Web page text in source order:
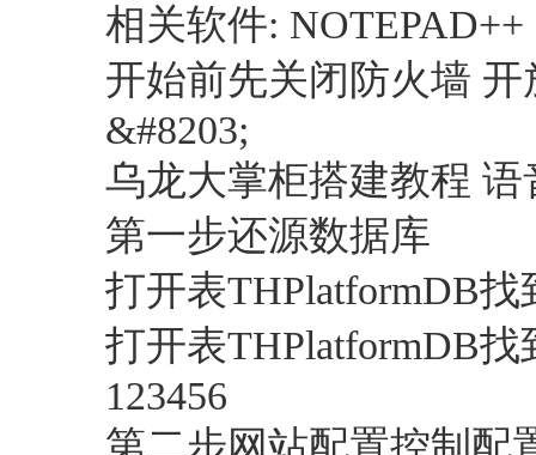
相关软件: NOTEPAD++
开始前先关闭防火墙 开
&#8203;
乌龙大掌柜搭建教程 语
第一步还源数据库
打开表THPlatformDB找
打开表THPlatformDB找
123456
第二步网站配置控制配